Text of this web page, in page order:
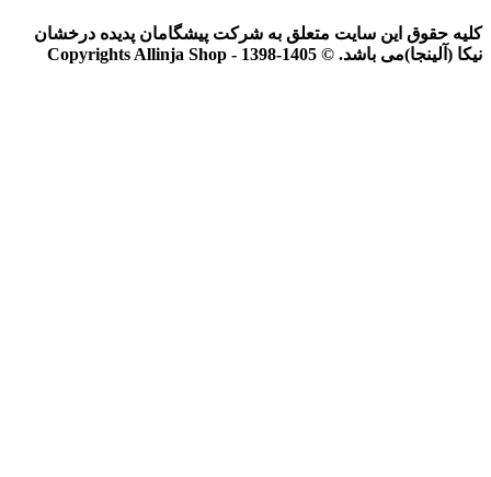
کلیه حقوق این سایت متعلق به شرکت پیشگامان پدیده درخشان
نیکا (آلینجا)می باشد. © Copyrights Allinja Shop - 1398-1405